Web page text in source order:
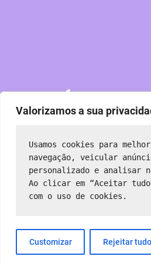
Valorizamos a sua
Usamos cookies para
navegação, veicular
personalizado e analisar
Ao clicar em “Aceitar
com o uso de cookies.
Customizar Rejeitar tudo
Perdoe
Estamos
em algo
volte em